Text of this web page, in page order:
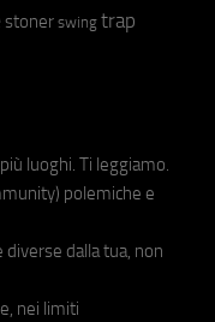
stoner swing trap
luoghi. Ti leggiamo.
polemiche e
diverse dalla tua, non
nei limiti